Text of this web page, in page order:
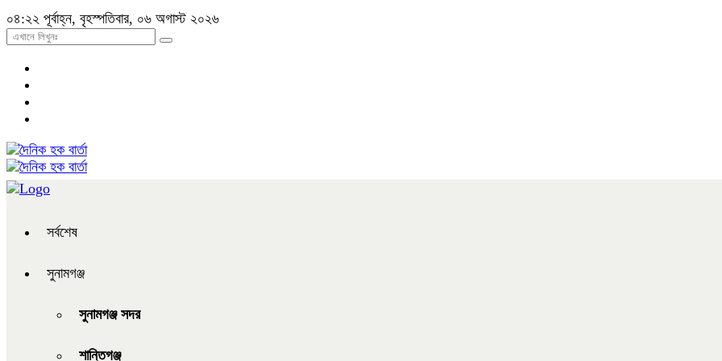
০৪:২২ পূর্বাহ্ন, বৃহস্পতিবার, ০৬ অগাস্ট ২০২৬
সর্বশেষ
সুনামগঞ্জ
সুনামগঞ্জ সদর
শান্তিগঞ্জ